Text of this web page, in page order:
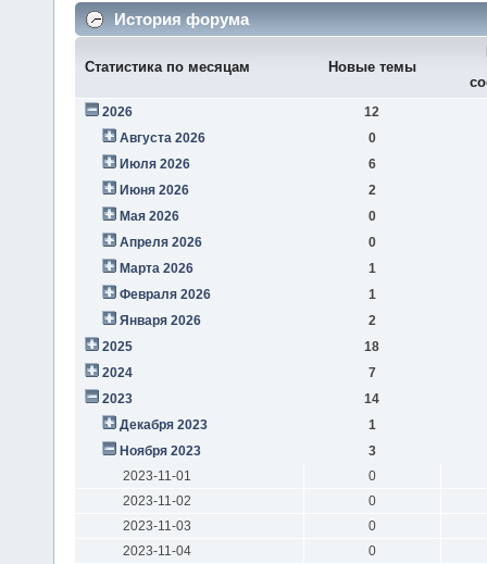
История форума
Статистика по месяцам Новые темы
2026
12
Августа 2026
0
Июля 2026
6
Июня 2026
2
Мая 2026
0
Апреля 2026
0
Марта 2026
1
Февраля 2026
1
Января 2026
2
2025
18
2024
7
2023
14
Декабря 2023
1
Ноября 2023
3
2023-11-01
0
2023-11-02
0
2023-11-03
0
2023-11-04
0